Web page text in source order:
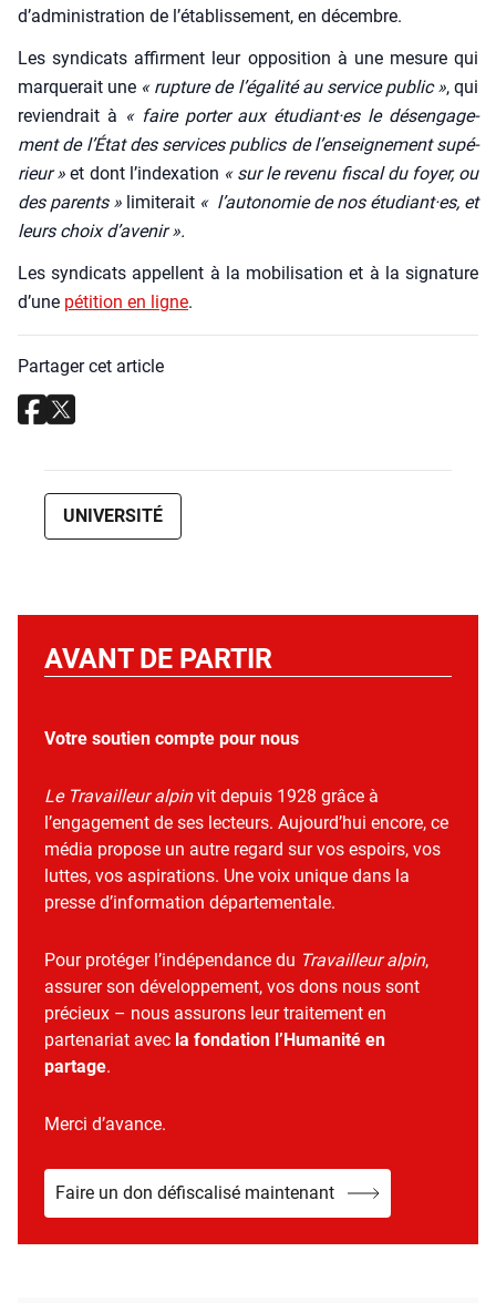
d’administration de l’établissement, en décembre.
Les syn­di­cats affirment leur oppo­si­tion à une mesure qui
mar­que­rait une « rup­ture de l’égalité au ser­vice public », qui
revien­drait à « faire por­ter aux étudiant·es le désen­ga­ge­
ment de l’État des ser­vices publics de l’enseignement supé­
rieur » et dont l’indexation « sur le reve­nu fis­cal du foyer, ou
des parents » limi­te­rait « l’autonomie de nos étudiant·es, et
leurs choix d’avenir ».
Les syn­di­cats appellent à la mobi­li­sa­tion et à la signa­ture
d’une péti­tion en ligne.
Partager cet article
UNIVERSITÉ
AVANT DE PARTIR
Votre soutien compte pour nous
Le Travailleur alpinvit depuis 1928 grâce à
l’engagement de ses lecteurs. Aujourd’hui encore, ce
média propose un autre regard sur vos espoirs, vos
luttes, vos aspirations. Une voix unique dans la
presse d’information départementale.
Pour protéger l’indépendance du Travailleur alpin,
assurer son développement, vos dons nous sont
précieux – nous assurons leur traitement en
partenariat avec la fondation l’Humanité en
partage.
Merci d’avance.
Faire un don défiscalisé maintenant